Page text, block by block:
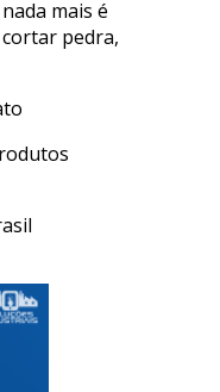
mais é
pedra,